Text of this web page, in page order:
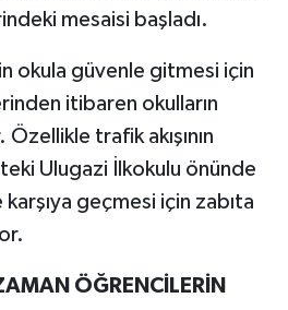
mesaisi başladı.
okula güvenle gitmesi için
itibaren okulların
trafik akışının
Ulugazi İlkokulu önünde
geçmesi için zabıta
ÖĞRENCİLERİN